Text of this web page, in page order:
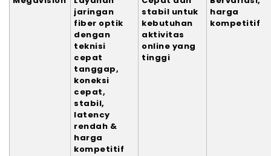
jaringan
fiber optik
dengan
teknisi
cepat
tanggap,
koneksi
cepat,
stabil,
latency
rendah &
harga
kompetitif
stabil untuk
kebutuhan
aktivitas
online yang
tinggi
harga
kompetitif